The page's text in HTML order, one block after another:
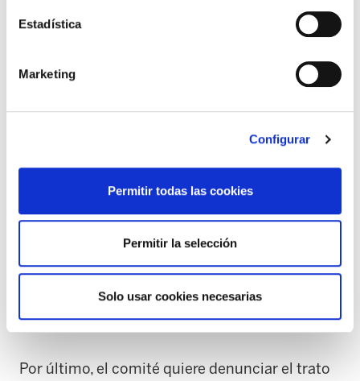
Estadística
Marketing
Configurar
Permitir todas las cookies
Permitir la selección
Solo usar cookies necesarias
El comité de empresa recuerda que el servicio
totalmente irregular ) lleva mas de 12 años sin
condiciones laborales de las trabajadoras
,eliminando mejoras del convenio, cuando
tanto a nivel sectorial como a nivel del
convenio de Udal-hitz se recoge el
mantenimiento de las condiciones de las
trabajadoras de limpieza en caso de
Por último, el comité quiere denunciar el trato